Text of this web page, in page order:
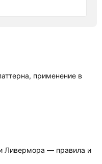
применение в
Ливермора — правила и